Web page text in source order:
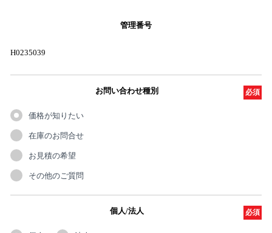
管理番号
H0235039
お問い合わせ種別 必須
価格が知りたい
在庫のお問合せ
お見積の希望
その他のご質問
個人/法人 必須